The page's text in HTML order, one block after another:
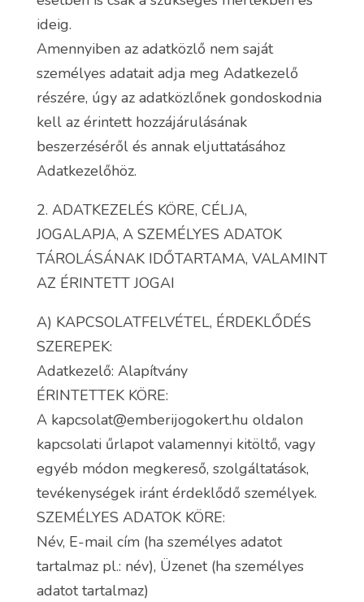
ideig.
Amennyiben az adatközlő nem saját
személyes adatait adja meg Adatkezelő
részére, úgy az adatközlőnek gondoskodnia
kell az érintett hozzájárulásának
beszerzéséről és annak eljuttatásához
Adatkezelőhöz.
2. ADATKEZELÉS KÖRE, CÉLJA,
JOGALAPJA, A SZEMÉLYES ADATOK
TÁROLÁSÁNAK IDŐTARTAMA, VALAMINT
AZ ÉRINTETT JOGAI
A) KAPCSOLATFELVÉTEL, ÉRDEKLŐDÉS
SZEREPEK:
Adatkezelő: Alapítvány
ÉRINTETTEK KÖRE:
A kapcsolat@emberijogokert.hu oldalon
kapcsolati űrlapot valamennyi kitöltő, vagy
egyéb módon megkereső, szolgáltatások,
tevékenységek iránt érdeklődő személyek.
SZEMÉLYES ADATOK KÖRE:
Név, E-mail cím (ha személyes adatot
tartalmaz pl.: név), Üzenet (ha személyes
adatot tartalmaz)